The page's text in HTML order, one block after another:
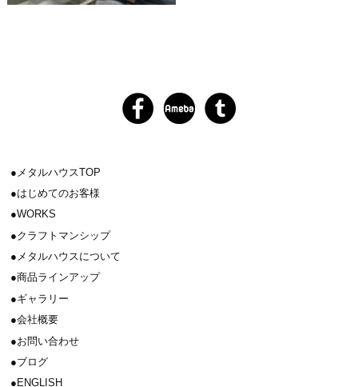
メタルハウスTOP
はじめてのお客様
WORKS
クラフトマンシップ
メタルハウスについて
商品ラインアップ
ギャラリー
会社概要
お問い合わせ
ブログ
ENGLISH